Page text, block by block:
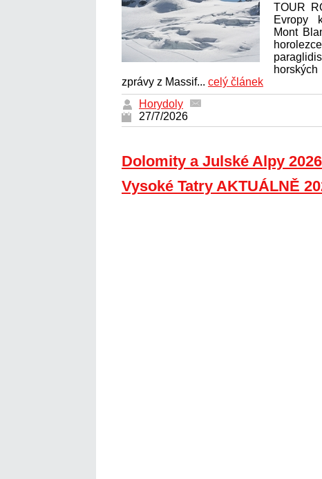
TOUR
Evropy
Mont
zprávy z Massif... celý článek
Horydoly
27/7/2026
Dolomity a Julské Alpy 2026
Vysoké Tatry AKTUÁLNĚ